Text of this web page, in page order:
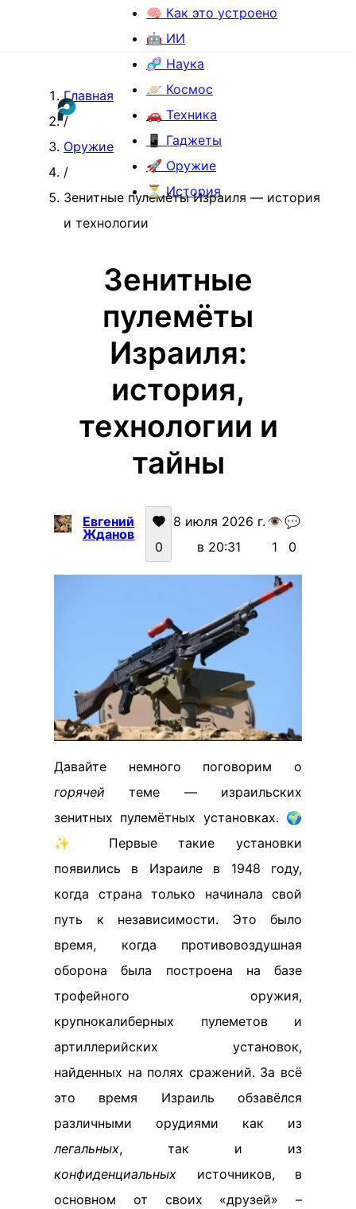
🧠 Как это устроено
🤖 ИИ
🧬 Наука
🪐 Космос
🚗 Техника
📱 Гаджеты
🚀 Оружие
⏳ История
Главная
/
Оружие
/
Зенитные пулемёты Израиля — история
и технологии
Зенитные
пулемёты
Израиля:
история,
технологии и
тайны
Евгений
Жданов
0
8 июля 2026 г.
в 20:31
👁️
1
💬
0
Давайте немного поговорим о
горячей теме — израильских
зенитных пулемётных установках. 🌍
✨ Первые такие установки
появились в Израиле в 1948 году,
когда страна только начинала свой
путь к независимости. Это было
время, когда противовоздушная
оборона была построена на базе
трофейного оружия,
крупнокалиберных пулеметов и
артиллерийских установок,
найденных на полях сражений. За всё
это время Израиль обзавёлся
различными орудиями как из
легальных, так и из
конфиденциальных источников, в
основном от своих «друзей» –